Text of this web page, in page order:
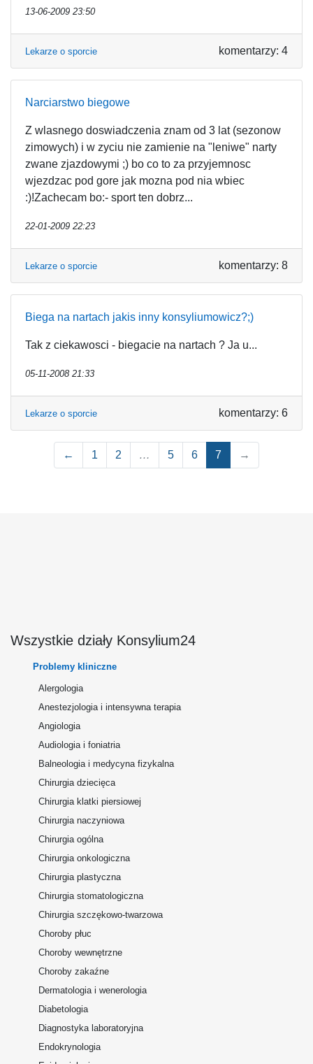
13-06-2009 23:50
Lekarze o sporcie komentarzy: 4
Narciarstwo biegowe
Z wlasnego doswiadczenia znam od 3 lat (sezonow
zimowych) i w zyciu nie zamienie na "leniwe" narty
zwane zjazdowymi ;) bo co to za przyjemnosc
wjezdzac pod gore jak mozna pod nia wbiec
:)!Zachecam bo:- sport ten dobrz...
22-01-2009 22:23
Lekarze o sporcie komentarzy: 8
Biega na nartach jakis inny konsyliumowicz?;)
Tak z ciekawosci - biegacie na nartach ? Ja u...
05-11-2008 21:33
Lekarze o sporcie komentarzy: 6
← 1 2 … 5 6 7 →
Wszystkie działy Konsylium24
Problemy kliniczne
Alergologia
Anestezjologia i intensywna terapia
Angiologia
Audiologia i foniatria
Balneologia i medycyna fizykalna
Chirurgia dziecięca
Chirurgia klatki piersiowej
Chirurgia naczyniowa
Chirurgia ogólna
Chirurgia onkologiczna
Chirurgia plastyczna
Chirurgia stomatologiczna
Chirurgia szczękowo-twarzowa
Choroby płuc
Choroby wewnętrzne
Choroby zakaźne
Dermatologia i wenerologia
Diabetologia
Diagnostyka laboratoryjna
Endokrynologia